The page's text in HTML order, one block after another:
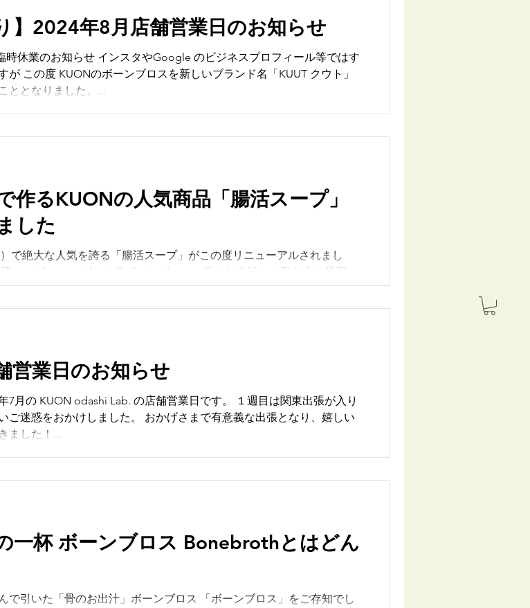
】2024年8月店舗営業日のお知らせ
が この度 KUONのボーンブロスを新しいブランド名「KUUT クウト」
ととなりました。...
作るKUONの人気商品「腸活スープ」
した
で絶大な人気を誇る「腸活スープ」がこの度リニューアルされまし
スープ」 スープとなるボーンブロス（骨のお出汁）の引き方を見直
した白いスープになりました。...
営業日のお知らせ
店舗営業日です。 １週目は関東出張が入り
ご迷惑をおかけしました。 おかげさまで有意義な出張となり、嬉しい
ました！...
とはどん
で引いた「骨のお出汁」ボーンブロス 「ボーンブロス」をご存知でし